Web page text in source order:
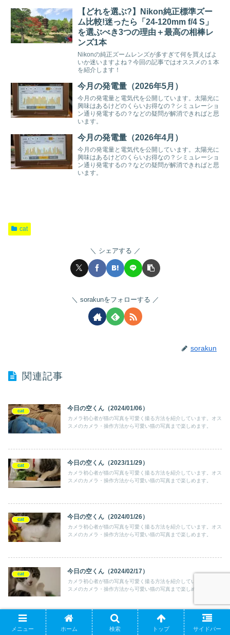
【どれを選ぶ?】Nikon純正標準ズー
ム比較!迷ったら「24-120mm f/4 S」
を選ぶべき3つの理由＋最高の相棒レ
ンズ1本
Nikonの純正ズームレンズが多すぎて何を買えばよ
いか迷いますよね？今回の記事ではオススメの１本
を紹介します！
今月の発電量（2026年5月）
今月の発電量と電気代を公開しています。太陽光に
興味はあるけどのくらいお得なの？シミュレーショ
ン通り発電するの？などの疑問が解消できればと思
います。
今月の発電量（2026年4月）
今月の発電量と電気代を公開しています。太陽光に
興味はあるけどのくらいお得なの？シミュレーショ
ン通り発電するの？などの疑問が解消できればと思
います。
cat
シェアする
sorakunをフォローする
sorakun
関連記事
cat 今日の空くん（2024/01/06）
カメラ初心者が猫の写真を可愛く撮る方法を紹介しています。オス
スメのカメラ・操作方法から可愛い猫の写真まで楽しめます。
cat 今日の空くん（2023/11/29）
カメラ初心者が猫の写真を可愛く撮る方法を紹介しています。オス
スメのカメラ・操作方法から可愛い猫の写真まで楽しめます。
cat 今日の空くん（2024/01/26）
カメラ初心者が猫の写真を可愛く撮る方法を紹介しています。オス
スメのカメラ・操作方法から可愛い猫の写真まで楽しめます。
cat 今日の空くん（2024/02/17）
カメラ初心者が猫の写真を可愛く撮る方法を紹介しています。オス
スメのカメラ・操作方法から可愛い猫の写真まで楽しめます。
cat 今日の空くん（2023/09/30）
メニュー ホーム 検索 トップ サイドバー